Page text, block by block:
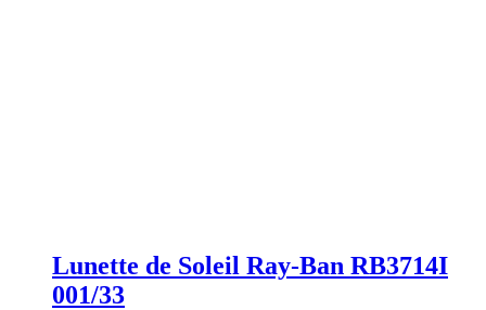
Lunette de Soleil Ray-Ban RB3714I
001/33